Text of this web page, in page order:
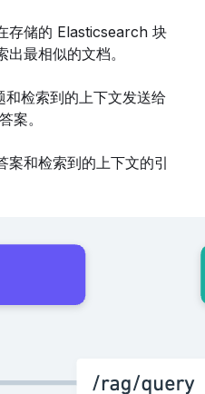
存储的 Elasticsearch 块
最相似的文档。
检索到的上下文发送给
案。
案和检索到的上下文的引